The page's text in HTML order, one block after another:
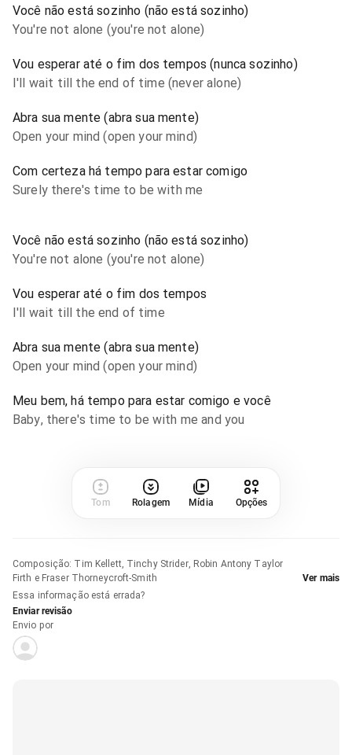
Você não está sozinho (não está sozinho)
You're not alone (you're not alone)
Vou esperar até o fim dos tempos (nunca sozinho)
I'll wait till the end of time (never alone)
Abra sua mente (abra sua mente)
Open your mind (open your mind)
Com certeza há tempo para estar comigo
Surely there's time to be with me
Você não está sozinho (não está sozinho)
You're not alone (you're not alone)
Vou esperar até o fim dos tempos
I'll wait till the end of time
Abra sua mente (abra sua mente)
Open your mind (open your mind)
Meu bem, há tempo para estar comigo e você
Baby, there's time to be with me and you
Tom Rolagem Mídia Opções
Composição: Tim Kellett, Tinchy Strider, Robin Antony Taylor
Firth e Fraser Thorneycroft-Smith
Ver mais
Essa informação está errada?
Enviar revisão
Envio por